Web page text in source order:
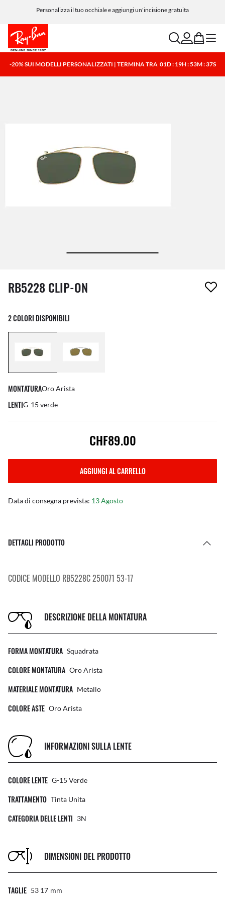
Personalizza il tuo occhiale e aggiungi un'incisione gratuita
searchaccount
bag menu
-20% SUI MODELLI PERSONALIZZATI | TERMINA TRA 01D : 19H : 53M : 37S
1 articolo è stato aggiunto alla tua wishlist
RB5228 CLIP-ON
2 COLORI DISPONIBILI
MONTATURAOro Arista
LENTIG-15 verde
CHF89.00
AGGIUNGI AL CARRELLO
Data di consegna prevista: 13 Agosto
DETTAGLI PRODOTTO
CODICE MODELLO RB5228C 250071 53-17
DESCRIZIONE DELLA MONTATURA
FORMA MONTATURA Squadrata
COLORE MONTATURA Oro Arista
MATERIALE MONTATURA Metallo
COLORE ASTE Oro Arista
INFORMAZIONI SULLA LENTE
COLORE LENTE G-15 Verde
TRATTAMENTO Tinta Unita
CATEGORIA DELLE LENTI 3N
DIMENSIONI DEL PRODOTTO
TAGLIE 53 17 Mm